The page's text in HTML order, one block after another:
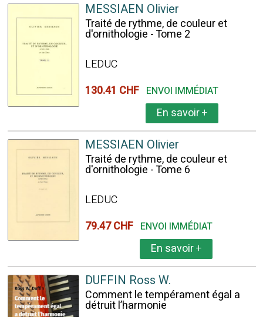
MESSIAEN Olivier
Traité de rythme, de couleur et
d'ornithologie - Tome 2
LEDUC
130.41 CHF ENVOI IMMÉDIAT
En savoir+
MESSIAEN Olivier
Traité de rythme, de couleur et
d'ornithologie - Tome 6
LEDUC
79.47 CHF ENVOI IMMÉDIAT
En savoir+
DUFFIN Ross W.
Comment le tempérament égal a
détruit l’harmonie